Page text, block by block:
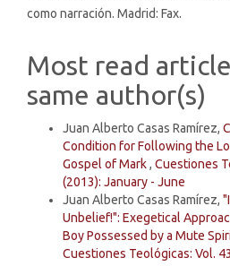
como narración. Madrid: Fax.
Most read
same author(s)
Juan Alberto Casas Ramírez,
Condition for Following the
Gospel of Mark, Cuestiones
(2013): January - June
Juan Alberto Casas Ramírez,
Unbelief!": Exegetical
Boy Possessed by a Mute
Cuestiones Teológicas: Vol.